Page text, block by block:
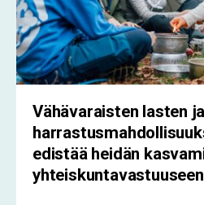
Vähävaraisten lasten
edistää heidän
yhteiskuntavastuuseen